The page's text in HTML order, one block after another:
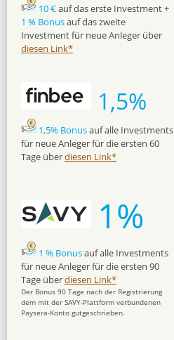
10 €auf das erste Investment +
1 % Bonusauf das zweite
Investment für neue Anleger über
diesen Link*
1,5%
1,5% Bonusauf alle Investments
für neue Anleger für die ersten 60
Tage überdiesen Link*
1%
1 % Bonusauf alle Investments
für neue Anleger für die ersten 90
Tage überdiesen Link*
Der Bonus 90 Tage nach der Registrierung
dem mit der SAVY-Plattform verbundenen
Paysera-Konto gutgeschrieben.